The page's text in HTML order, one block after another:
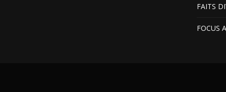
FAITS
FOCUS